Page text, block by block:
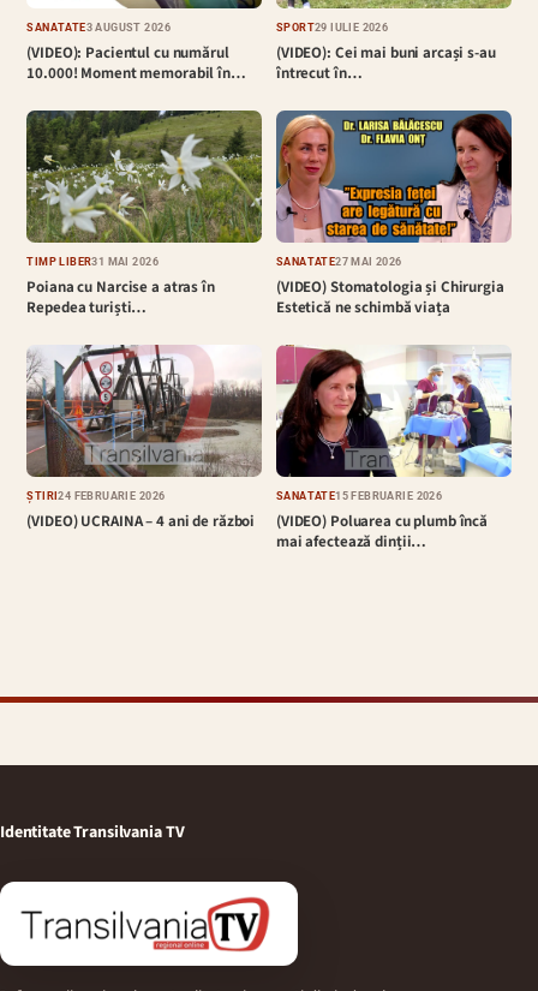
SĂNĂTATE3 AUGUST 2026
(VIDEO): Pacientul cu numărul
10.000! Moment memorabil în…
SPORT29 IULIE 2026
(VIDEO): Cei mai buni arcași s-au
întrecut în…
TIMP LIBER31 MAI 2026
Poiana cu Narcise a atras în
Repedea turiști…
SĂNĂTATE27 MAI 2026
(VIDEO) Stomatologia și Chirurgia
Estetică ne schimbă viața
ȘTIRI24 FEBRUARIE 2026
(VIDEO) UCRAINA – 4 ani de război
SĂNĂTATE15 FEBRUARIE 2026
(VIDEO) Poluarea cu plumb încă
mai afectează dinții…
Identitate Transilvania TV